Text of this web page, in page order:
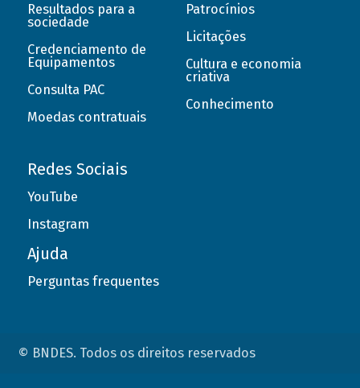
Resultados para a
sociedade
Credenciamento de
Equipamentos
Consulta PAC
Moedas contratuais
Patrocínios
Licitações
Cultura e economia
criativa
Conhecimento
Redes Sociais
YouTube
Instagram
Ajuda
Perguntas frequentes
© BNDES. Todos os direitos reservados